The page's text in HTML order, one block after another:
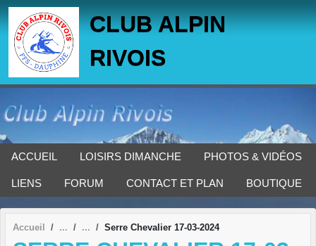
CLUB ALPIN
RIVOIS
ACCUEIL LOISIRS DIMANCHE PHOTOS & VIDÉOS
LIENS FORUM CONTACT ET PLAN BOUTIQUE
Accueil Serre Chevalier 17-03-2024
Panneau de gestion des cookies